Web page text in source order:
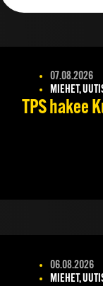
07.08.2026
MIEHET,
TPS hakee
06.08.2026
MIEHET,